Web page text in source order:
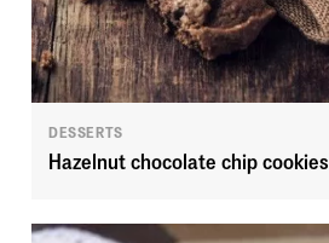
DESSERTS
Hazelnut chocolate chip cookies